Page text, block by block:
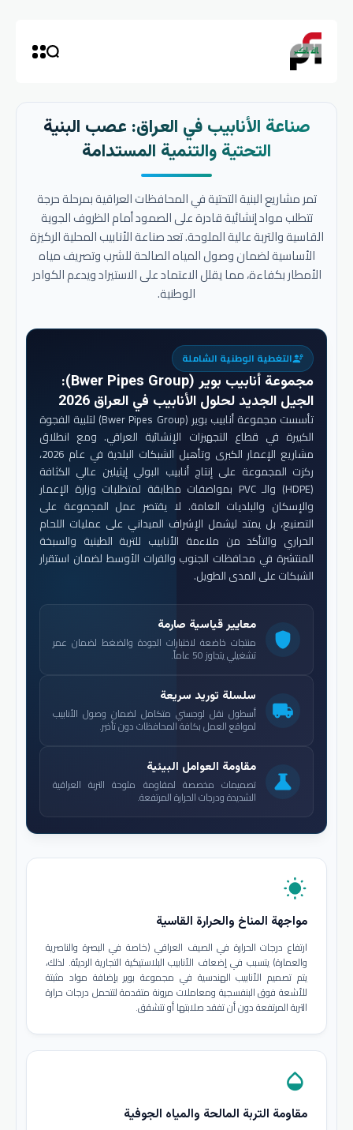
صناعة الأنابيب في العراق: عصب البنية
التحتية والتنمية المستدامة
تمر مشاريع البنية التحتية في المحافظات العراقية بمرحلة حرجة
تتطلب مواد إنشائية قادرة على الصمود أمام الظروف الجوية
القاسية والتربة عالية الملوحة. تعد صناعة الأنابيب المحلية الركيزة
الأساسية لضمان وصول المياه الصالحة للشرب وتصريف مياه
الأمطار بكفاءة، مما يقلل الاعتماد على الاستيراد ويدعم الكوادر
الوطنية.
engineeringالتغطية الوطنية الشاملة
مجموعة أنابيب بوير (Bwer Pipes Group)
:
الجيل الجديد لحلول الأنابيب في العراق 2026
تأسست مجموعة أنابيب بوير (Bwer Pipes Group) لتلبية الفجوة
الكبيرة في قطاع التجهيزات الإنشائية العراقي. ومع انطلاق
مشاريع الإعمار الكبرى وتأهيل الشبكات البلدية في عام 2026،
ركزت المجموعة على إنتاج أنابيب البولي إيثيلين عالي الكثافة
(HDPE) والـ PVC بمواصفات مطابقة لمتطلبات وزارة الإعمار
والإسكان والبلديات العامة. لا يقتصر عمل المجموعة على
التصنيع، بل يمتد ليشمل الإشراف الميداني على عمليات اللحام
الحراري والتأكد من ملاءمة الأنابيب للتربة الطينية والسبخة
المنتشرة في محافظات الجنوب والفرات الأوسط لضمان استقرار
الشبكات على المدى الطويل.
shield
معايير قياسية صارمة
منتجات خاضعة لاختبارات الجودة والضغط لضمان عمر
تشغيلي يتجاوز 50 عاماً.
local_shipping
سلسلة توريد سريعة
أسطول نقل لوجستي متكامل لضمان وصول الأنابيب
لمواقع العمل بكافة المحافظات دون تأخير.
science
مقاومة العوامل البيئية
تصميمات مخصصة لمقاومة ملوحة التربة العراقية
الشديدة ودرجات الحرارة المرتفعة.
wb_sunny
مواجهة المناخ والحرارة القاسية
ارتفاع درجات الحرارة في الصيف العراقي (خاصة في البصرة والناصرية
والعمارة) يتسبب في إضعاف الأنابيب البلاستيكية التجارية الرديئة. لذلك،
يتم تصميم الأنابيب الهندسية في مجموعة بوير بإضافة مواد مثبتة
للأشعة فوق البنفسجية ومعاملات مرونة متقدمة لتتحمل درجات حرارة
التربة المرتفعة دون أن تفقد صلابتها أو تتشقق.
opacity
مقاومة التربة المالحة والمياه الجوفية